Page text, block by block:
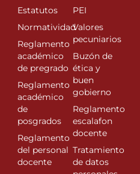
Estatutos
Normatividad
Reglamento
académico
de pregrado
Reglamento
académico
de
posgrados
Reglamento
del personal
docente
PEI
Valores
pecuniarios
Buzón de
ética y
buen
gobierno
Reglamento
escalafon
docente
Tratamiento
de datos